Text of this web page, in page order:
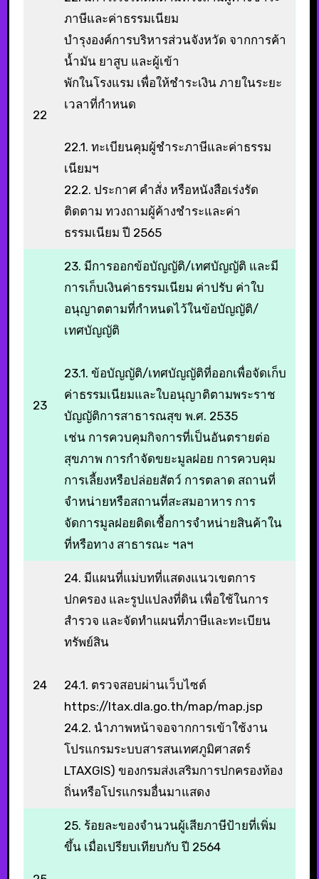
22
ภาษีและค่าธรรมเนียม
บำรุงองค์การบริหารส่วนจังหวัด จากการค้า
น้ำมัน ยาสูบ และผู้เข้า
พักในโรงแรม เพื่อให้ชำระเงิน ภายในระยะ
เวลาที่กำหนด
22.1. ทะเบียนคุมผู้ชำระภาษีและค่าธรรม
เนียมฯ
22.2. ประกาศ คำสั่ง หรือหนังสือเร่งรัด
ติดตาม ทวงถามผู้ค้างชำระและค่า
ธรรมเนียม ปี 2565
23
23. มีการออกข้อบัญญัติ/เทศบัญญัติ และมี
การเก็บเงินค่าธรรมเนียม ค่าปรับ ค่าใบ
อนุญาตตามที่กำหนดไว้ในข้อบัญญัติ/
เทศบัญญัติ
23.1. ข้อบัญญัติ/เทศบัญญัติที่ออกเพื่อจัดเก็บ
ค่าธรรมเนียมและใบอนุญาติตามพระราช
บัญญัติการสาธารณสุข พ.ศ. 2535
เช่น การควบคุมกิจการที่เป็นอันตรายต่อ
สุขภาพ การกำจัดขยะมูลฝอย การควบคุม
การเลี้ยงหรือปล่อยสัตว์ การตลาด สถานที่
จำหน่ายหรือสถานที่สะสมอาหาร การ
จัดการมูลฝอยติดเชื้อการจำหน่ายสินค้าใน
ที่หรือทาง สาธารณะ ฯลฯ
24
24. มีแผนที่แม่บทที่แสดงแนวเขตการ
ปกครอง และรูปแปลงที่ดิน เพื่อใช้ในการ
สำรวจ และจัดทำแผนที่ภาษีและทะเบียน
ทรัพย์สิน
24.1. ตรวจสอบผ่านเว็บไซต์
https://ltax.dla.go.th/map/map.jsp
24.2. นำภาพหน้าจอจากการเข้าใช้งาน
โปรแกรมระบบสารสนเทศภูมิศาสตร์
LTAXGIS) ของกรมส่งเสริมการปกครองท้อง
ถิ่นหรือโปรแกรมอื่นมาแสดง
25. ร้อยละของจำนวนผู้เสียภาษีป้ายที่เพิ่ม
ขึ้น เมื่อเปรียบเทียบกับ ปี 2564